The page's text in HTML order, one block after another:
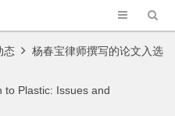
态 杨春宝律师撰写的论文入选
to Plastic: Issues and